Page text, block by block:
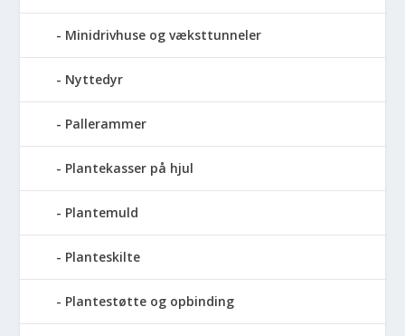
Minidrivhuse og væksttunneler
Nyttedyr
Pallerammer
Plantekasser på hjul
Plantemuld
Planteskilte
Plantestøtte og opbinding